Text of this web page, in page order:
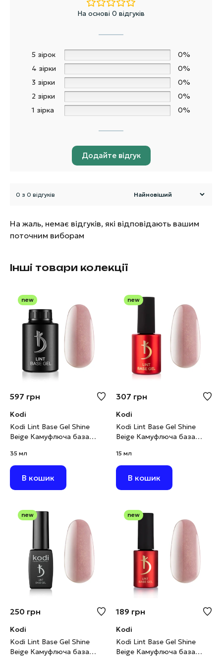
На основі 0 відгуків
5 зірок
0%
4 зірки
0%
3 зірки
0%
2 зірки
0%
1 зірка
0%
Додайте відгук
0 з 0 відгуків
На жаль, немає відгуків, які відповідають вашим
поточним виборам
Інші товари колекції
new
597 грн
Kodi
Kodi Lint Base Gel Shine
Beige Камуфлюча база
шимером, 35 мл
35 мл
В кошик
new
307 грн
Kodi
Kodi Lint Base Gel Shine
Beige Камуфлюча база
шимером, 15 мл
15 мл
В кошик
new
250 грн
Kodi
Kodi Lint Base Gel Shine
Beige Камуфлюча база
new
189 грн
Kodi
Kodi Lint Base Gel Shine
Beige Камуфлюча база